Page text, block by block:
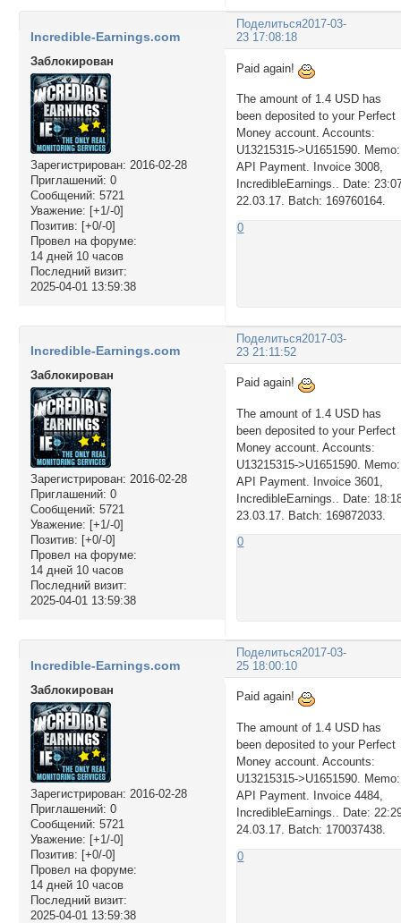
Поделиться2017-03-
23 17:08:18
Incredible-Earnings.com
Заблокирован
Зарегистрирован: 2016-02-28
Приглашений: 0
Сообщений: 5721
Уважение: [+1/-0]
Позитив: [+0/-0]
Провел на форуме:
14 дней 10 часов
Последний визит:
2025-04-01 13:59:38
Paid again!
The amount of 1.4 USD has
been deposited to your Perfect
Money account. Accounts:
U13215315->U1651590. Memo:
API Payment. Invoice 3008,
IncredibleEarnings.. Date:
22.03.17. Batch: 169760164.
0
Поделиться2017-03-
23 21:11:52
Incredible-Earnings.com
Заблокирован
Зарегистрирован: 2016-02-28
Приглашений: 0
Сообщений: 5721
Уважение: [+1/-0]
Позитив: [+0/-0]
Провел на форуме:
14 дней 10 часов
Последний визит:
2025-04-01 13:59:38
Paid again!
The amount of 1.4 USD has
been deposited to your Perfect
Money account. Accounts:
U13215315->U1651590. Memo:
API Payment. Invoice 3601,
IncredibleEarnings.. Date:
23.03.17. Batch: 169872033.
0
Поделиться2017-03-
25 18:00:10
Incredible-Earnings.com
Заблокирован
Зарегистрирован: 2016-02-28
Приглашений: 0
Сообщений: 5721
Уважение: [+1/-0]
Позитив: [+0/-0]
Провел на форуме:
14 дней 10 часов
Последний визит:
2025-04-01 13:59:38
Paid again!
The amount of 1.4 USD has
been deposited to your Perfect
Money account. Accounts:
U13215315->U1651590. Memo:
API Payment. Invoice 4484,
IncredibleEarnings.. Date:
24.03.17. Batch: 170037438.
0